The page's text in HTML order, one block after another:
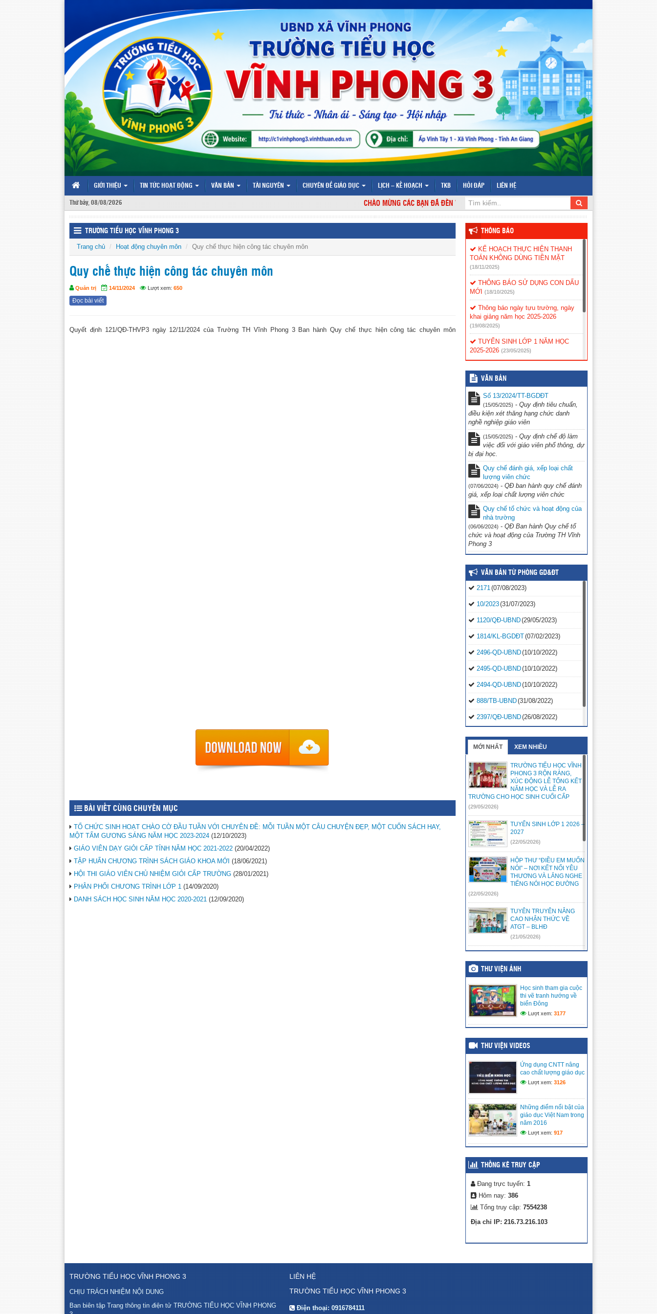
GIỚI THIỆU TIN TỨC HOẠT ĐỘNG VĂN BẢN TÀI NGUYÊN CHUYÊN ĐỀ GIÁO DỤC LỊCH – KẾ HOẠCH TKB HỎI ĐÁP LIÊN HỆ
Thứ bảy, 08/08/2026 CHÀO MỪNG CÁC BẠN ĐÃ ĐẾN VỚI WEBSITE TRƯỜNG TIỂU HỌC VĨNH PHONG 3 - ĐỊA CHỈ: ẤP VĨNH
TRƯỜNG TIỂU HỌC VĨNH PHONG 3
Trang chủ Hoạt động chuyên môn Quy chế thực hiện công tác chuyên môn
Quy chế thực hiện công tác chuyên môn
Quản trị 14/11/2024 Lượt xem: 650
Đọc bài viết
Quyết định 121/QĐ-THVP3 ngày 12/11/2024 của Trường TH Vĩnh Phong 3 Ban hành Quy chế thực hiện công tác chuyên môn
BÀI VIẾT CÙNG CHUYÊN MỤC
TỔ CHỨC SINH HOẠT CHÀO CỜ ĐẦU TUẦN VỚI CHUYÊN ĐỀ: MỖI TUẦN MỘT CÂU CHUYỆN ĐẸP, MỘT CUỐN SÁCH HAY,
MỘT TẤM GƯƠNG SÁNG NĂM HỌC 2023-2024 (12/10/2023)
GIÁO VIÊN DẠY GIỎI CẤP TỈNH NĂM HỌC 2021-2022 (20/04/2022)
TẬP HUẤN CHƯƠNG TRÌNH SÁCH GIÁO KHOA MỚI (18/06/2021)
HỘI THI GIÁO VIÊN CHỦ NHIỆM GIỎI CẤP TRƯỜNG (28/01/2021)
PHÂN PHỐI CHƯƠNG TRÌNH LỚP 1 (14/09/2020)
DANH SÁCH HỌC SINH NĂM HỌC 2020-2021 (12/09/2020)
THÔNG BÁO
KẾ HOẠCH THỰC HIỆN THANH
TOÁN KHÔNG DÙNG TIỀN MẶT
(18/11/2025)
THÔNG BÁO SỬ DỤNG CON DẤU
MỚI
(18/10/2025)
Thông báo ngày tựu trường, ngày
khai giảng năm học 2025-2026
(19/08/2025)
TUYỂN SINH LỚP 1 NĂM HỌC
2025-2026 (23/05/2025)
(12/02/2025)
Phân công tiếp công dân
Nội quy tiếp công dân (12/02/2025)
Quy chế tiếp công dân
VĂN BẢN
Số 13/2024/TT-BGDĐT
(15/05/2025) - Quy định tiêu chuẩn,
điều kiện xét thăng hạng chức danh
nghề nghiệp giáo viên
(15/05/2025) - Quy định chế độ làm
việc đối với giáo viên phổ thông, dự
bị đại học.
Quy chế đánh giá, xếp loại chất
lượng viên chức
(07/06/2024) - QĐ ban hành quy chế đánh
giá, xếp loại chất lượng viên chức
Quy chế tổ chức và hoạt động của
nhà trường
(06/06/2024) - QĐ Ban hành Quy chế tổ
chức và hoạt động của Trường TH Vĩnh
Phong 3
VĂN BẢN TỪ PHÒNG GD&ĐT
2171(07/08/2023)
10/2023(31/07/2023)
1120/QĐ-UBND(29/05/2023)
1814/KL-BGDĐT(07/02/2023)
2496-QD-UBND(10/10/2022)
2495-QD-UBND(10/10/2022)
2494-QD-UBND(10/10/2022)
888/TB-UBND(31/08/2022)
2397/QĐ-UBND(26/08/2022)
MỚI NHẤT XEM NHIỀU
TRƯỜNG TIỂU HỌC VĨNH
PHONG 3 RỘN RÀNG,
XÚC ĐỘNG LỄ TỔNG KẾT
NĂM HỌC VÀ LỄ RA
TRƯỜNG CHO HỌC SINH CUỐI CẤP
(29/05/2026)
TUYỂN SINH LỚP 1 2026 –
2027
(22/05/2026)
HỘP THƯ “ĐIỀU EM MUỐN
NÓI” – NƠI KẾT NỐI YÊU
THƯƠNG VÀ LẮNG NGHE
TIẾNG NÓI HỌC ĐƯỜNG
(22/05/2026)
TUYÊN TRUYÊN NÂNG
CAO NHẬN THỨC VỀ
ATGT – BLHĐ
(21/05/2026)
“CHÚNG EM KỂ CHUYỆN
BÁC HỒ” – NƠI NHỮNG
TRÁI TIM NHỎ HƯỚNG VỀ
BÁC KÍNH YÊU] 🌸
(17/05/2026)
LIÊN ĐỘI TRƯỜNG TIỂU
RÀNG RA MẮT CÂU LẠC
MẦM TÀI NĂNG NHÍ
(15/05/2026)
LIÊN ĐỘI TRƯỜNG TIỂU
HỌC VĨNH PHONG 3 TRAO
TẶNG QUÀ HỖ TRỢ CHO
THIẾU NHI CÓ HOÀN
CẢNH KHÓ KHĂN
(08/05/2026)
MÔ HÌNH TRẢI NGHIỆM
SÁNG TẠO: “CHẮP CÁNH
TÀI NĂNG NHÍ TRÊN NỀN
TIỂU HỌC VĨNH PHONG 3 NĂM 2025 –
2026
THƯ VIỆN ẢNH
Học sinh tham gia cuộc
thi vẽ tranh hướng về
biển Đông
Lượt xem: 3177
THƯ VIỆN VIDEOS
Ứng dụng CNTT nâng
cao chất lượng giáo dục
Lượt xem: 3126
Những điểm nổi bật của
giáo dục Việt Nam trong
năm 2016
Lượt xem: 917
THỐNG KÊ TRUY CẬP
Đang trực tuyến: 1
Hôm nay: 386
Tổng truy cập: 7554238
Địa chỉ IP: 216.73.216.103
TRƯỜNG TIỂU HỌC VĨNH PHONG 3
CHỊU TRÁCH NHIỆM NỘI DUNG
Ban biên tập Trang thông tin điện tử TRƯỜNG TIỂU HỌC VĨNH PHONG
LIÊN HỆ
TRƯỜNG TIỂU HỌC VĨNH PHONG 3
Điện thoại:0916784111